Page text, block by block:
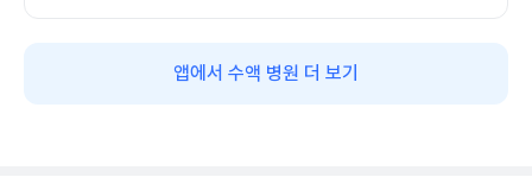
앱에서 수액 병원 더 보기